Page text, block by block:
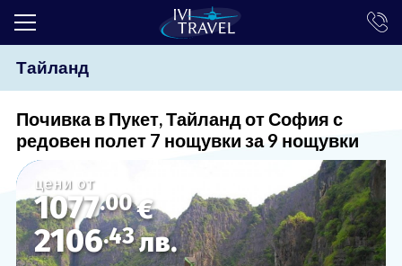
ТОП ОФЕРТИ
ЕКСКУРЗИИ
ЕКЗОТИКА
КРУИЗИ
LAST MINUTE
Тайланд
Почивка в Пукет, Тайланд от София с
редовен полет 7 нощувки за 9 нощувки
цени от
1077.00€
2106.43лв.